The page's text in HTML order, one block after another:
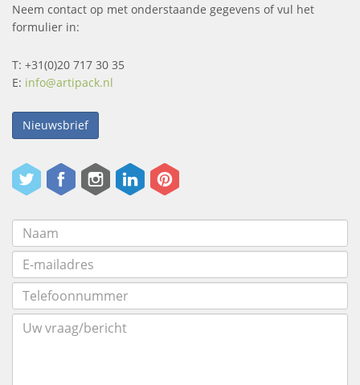
Neem contact op met onderstaande gegevens of vul het
formulier in:
T: +31(0)20 717 30 35
E: info@artipack.nl
Nieuwsbrief